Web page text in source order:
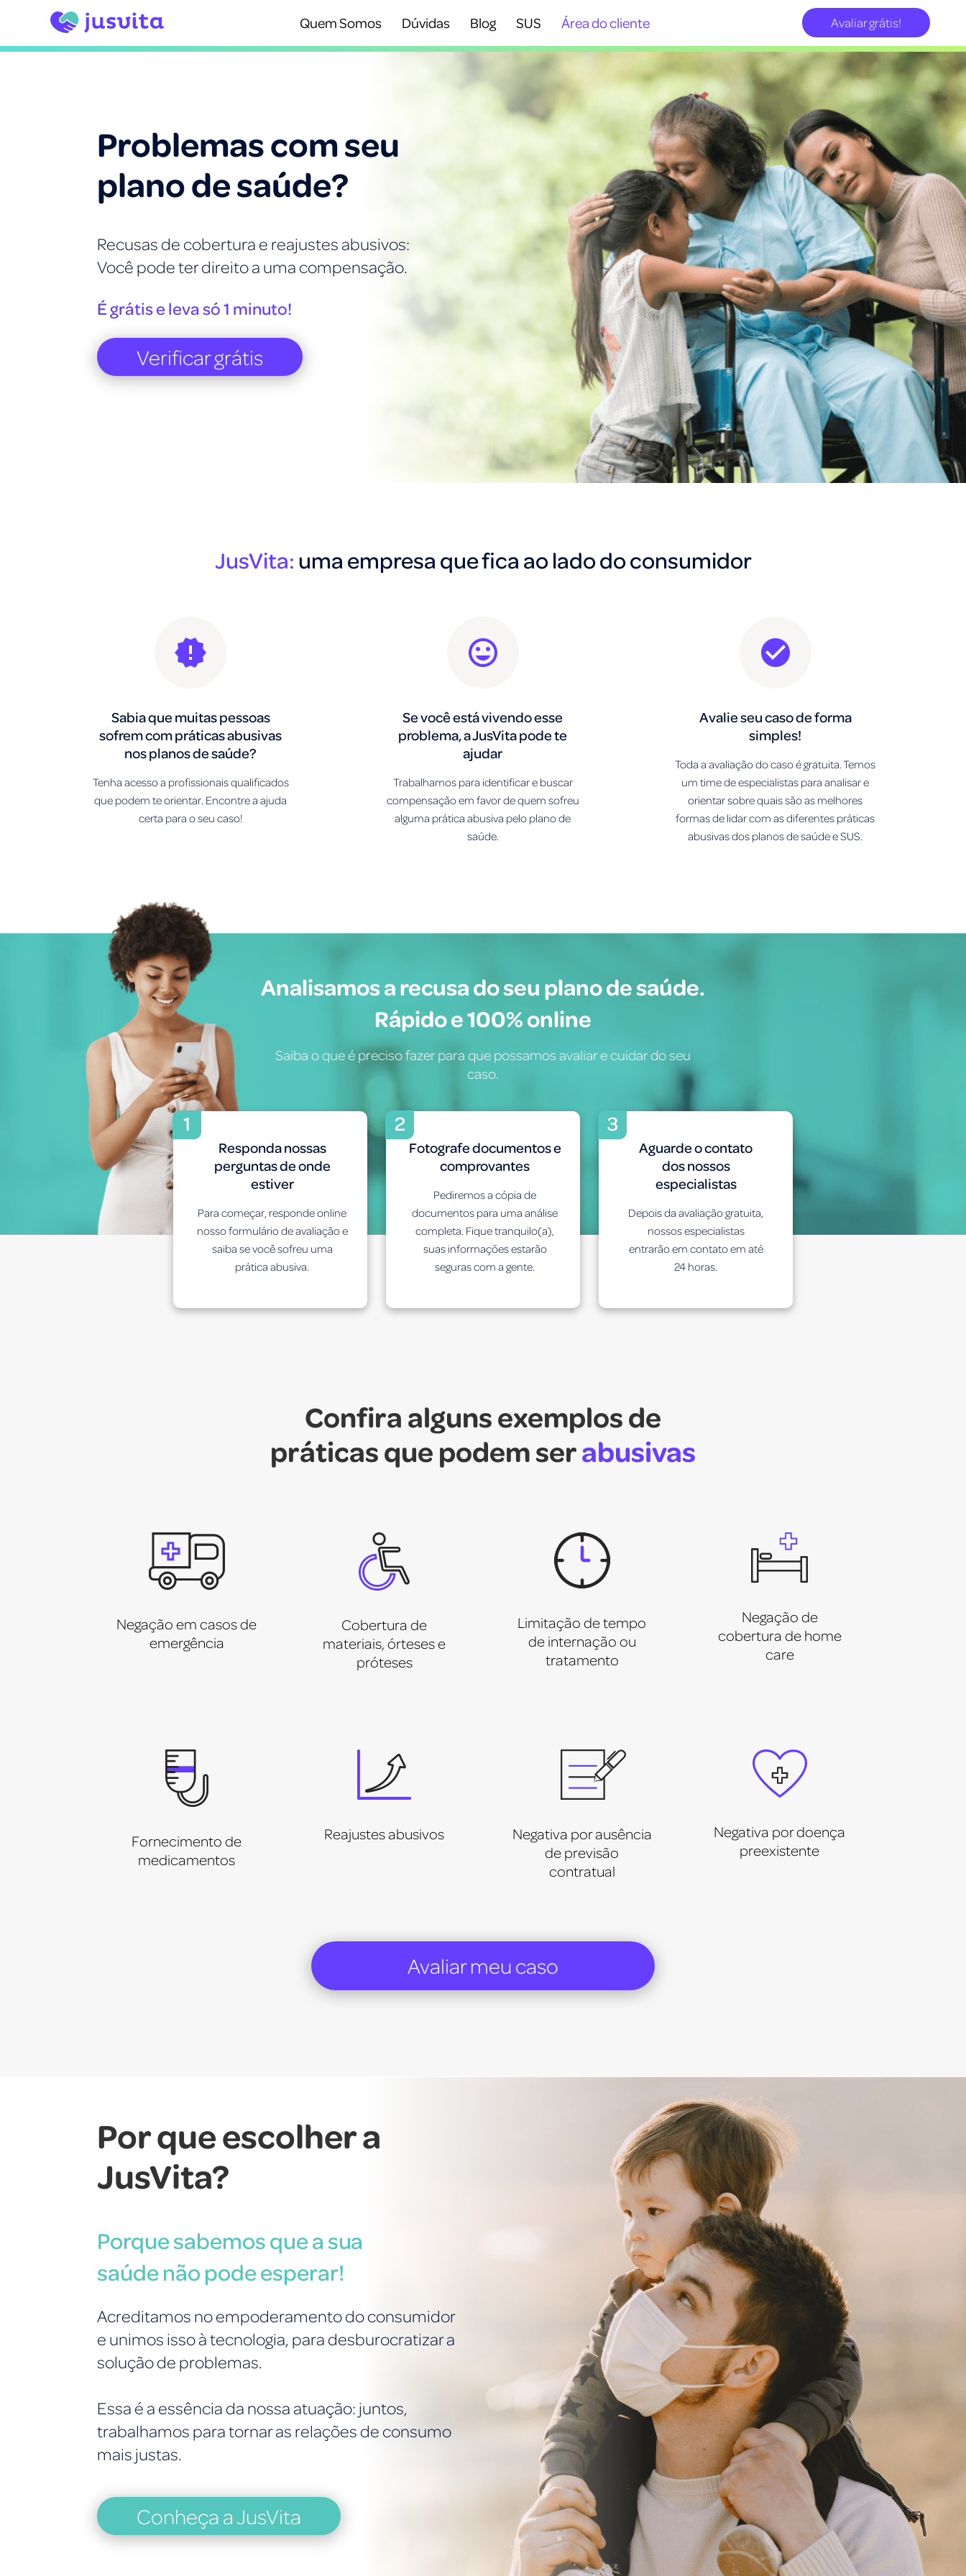
Quem Somos Dúvidas Blog SUS Área do cliente Avaliar grátis!
Problemas com seu
plano de saúde?
Recusas de cobertura e reajustes abusivos:
Você pode ter direito a uma compensação.
É grátis e leva só 1 minuto!
Verificar grátis
JusVita:uma empresa que fica ao lado do consumidor
Sabia que muitas pessoas
sofrem com práticas abusivas
nos planos de saúde?
Tenha acesso a profissionais qualificados
que podem te orientar. Encontre a ajuda
certa para o seu caso!
Se você está vivendo esse
problema, a JusVita pode te
ajudar
Trabalhamos para identificar e buscar
compensação em favor de quem sofreu
alguma prática abusiva pelo plano de
saúde.
Avalie seu caso de forma
simples!
Toda a avaliação do caso é gratuita. Temos
um time de especialistas para analisar e
orientar sobre quais são as melhores
formas de lidar com as diferentes práticas
abusivas dos planos de saúde e SUS.
Analisamos a recusa do seu plano de saúde.
Rápido e 100% online
Saiba o que é preciso fazer para que possamos avaliar e cuidar do seu
caso.
1
Responda nossas
perguntas de onde
estiver
Para começar, responde online
nosso formulário de avaliação e
saiba se você sofreu uma
prática abusiva.
2
Fotografe documentos e
comprovantes
Pediremos a cópia de
documentos para uma análise
completa. Fique tranquilo(a),
suas informações estarão
seguras com a gente.
3
Aguarde o contato
dos nossos
especialistas
Depois da avaliação gratuita,
nossos especialistas
entrarão em contato em até
24 horas.
Confira alguns exemplos de
práticas que podem serabusivas
Negação em casos de
emergência
Cobertura de
materiais, órteses e
próteses
Limitação de tempo
de internação ou
tratamento
Negação de
cobertura de home
care
Fornecimento de
medicamentos
Reajustes abusivos
Negativa por ausência
de previsão
contratual
Negativa por doença
preexistente
Avaliar meu caso
Por que escolher a
JusVita?
Porque sabemos que a sua
saúde não pode esperar!
Acreditamos no empoderamento do consumidor
e unimos isso à tecnologia, para desburocratizar a
solução de problemas.
Essa é a essência da nossa atuação: juntos,
trabalhamos para tornar as relações de consumo
mais justas.
Conheça a JusVita